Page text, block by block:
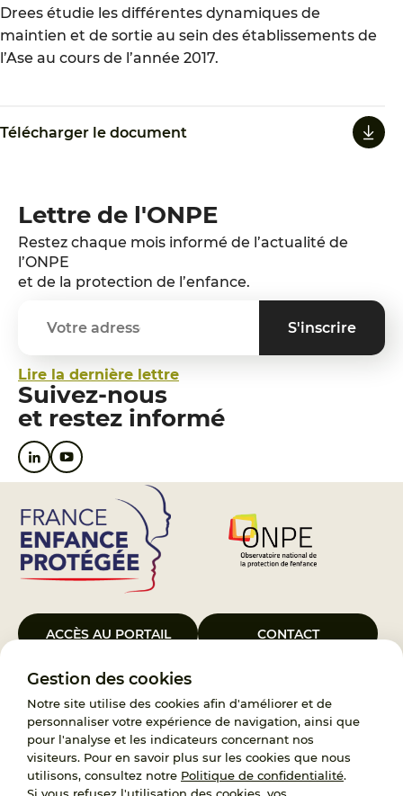
Gestion des cookies
Notre site utilise des cookies afin d'améliorer et de
personnaliser votre expérience de navigation, ainsi que
pour l'analyse et les indicateurs concernant nos
visiteurs. Pour en savoir plus sur les cookies que nous
utilisons, consultez notre Politique de confidentialité.
Drees étudie les différentes dynamiques de
maintien et de sortie au sein des établissements de
l’Ase au cours de l’année 2017.
Télécharger le document
Lettre de l'ONPE
Restez chaque mois informé de l’actualité de
l’ONPE
et de la protection de l’enfance.
Lire la dernière lettre
Suivez-nous
et restez informé
ACCÈS AU PORTAIL CONTACT
Le Groupement d’Intérêt Public France Enfance Protégée, créé le 5
janvier 2023, a pour objet d’assurer les missions de service public du
119, d’accompagnement des adoptants et de traitement des
demandes d’accès aux origines personnelles. France Enfance
Protégée est également un observatoire et une ressource pour
l’ensemble des professionnels, ainsi qu’un appui à l’élaboration de la
politique publique à travers le soutien à l’activité des conseils